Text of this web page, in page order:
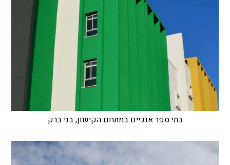
בתי ספר אנכיים במתחם הקישון, בני ברק